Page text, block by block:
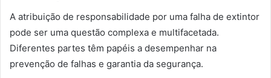
A atribuição de responsabilidade por uma falha de extintor
pode ser uma questão complexa e multifacetada.
Diferentes partes têm papéis a desempenhar na
prevenção de falhas e garantia da segurança.